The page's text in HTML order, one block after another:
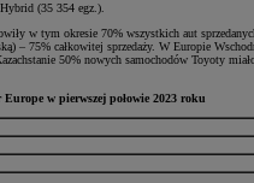
(35 354 egz.).
w tym okresie 70% wszystkich aut
– 75% całkowitej sprzedaży. W Europie
50% nowych samochodów Toyoty
w pierwszej połowie 2023 roku